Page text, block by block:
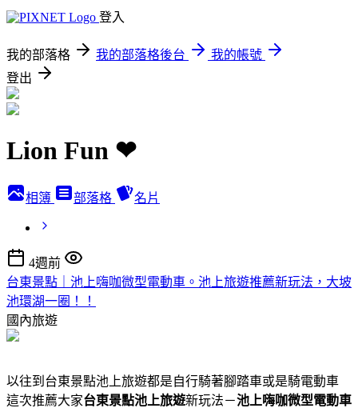
登入
我的部落格 我的部落格後台
我的帳號
登出
Lion Fun ❤
相簿 部落格 名片
4週前
台東景點｜池上嗨咖微型電動車。池上旅遊推薦新玩法，大坡
池環湖一圈！！
國內旅遊
以往到台東景點池上旅遊都是自行騎著腳踏車或是騎電動車
這次推薦大家台東景點池上旅遊新玩法－池上嗨咖微型電動車